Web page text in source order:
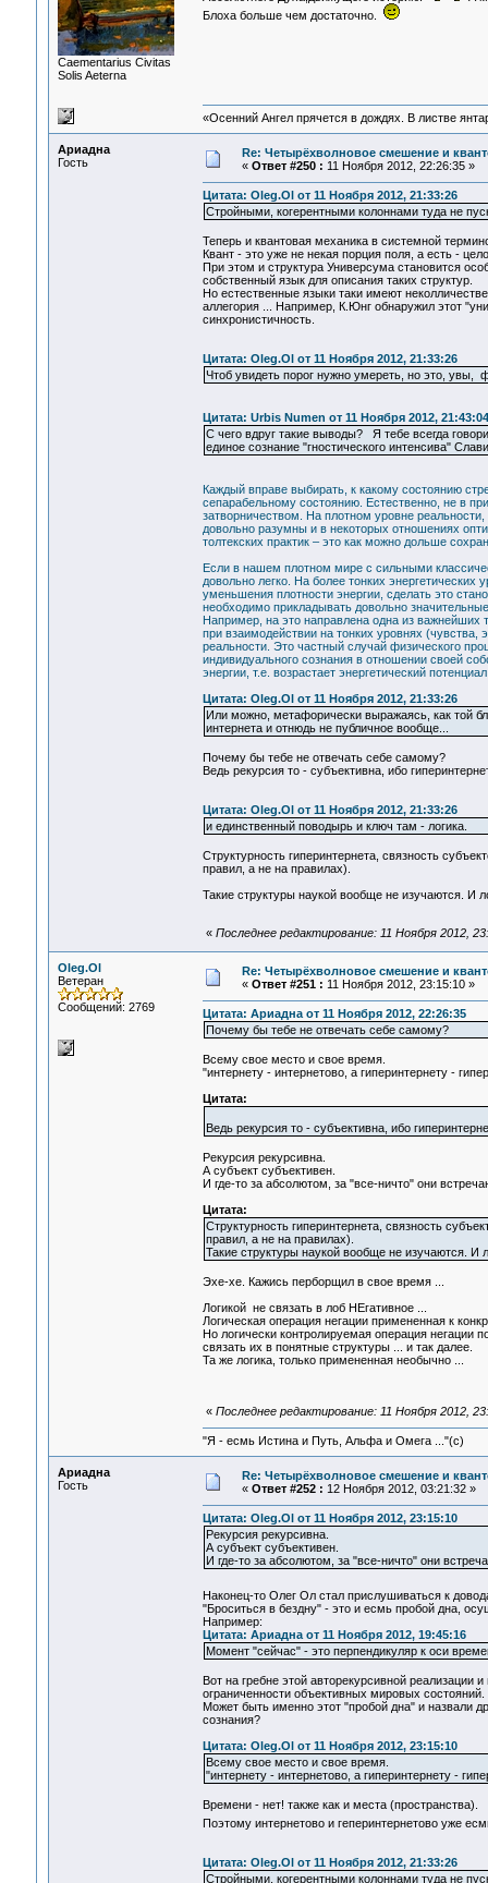
Сaementarius Civitas
Solis Aeterna
Блоха больше чем достаточно.
«Осенний Ангел прячется в дождях. В листве
Ариадна
Гость
Re: Четырёхволновое смешение и
« Ответ #250 : 11 Ноября 2012, 22:26:35 »
Цитата: Oleg.Ol от 11 Ноября 2012, 21:33:26
Стройными, когерентными колоннами туда не
Теперь и квантовая механика в системной
Квант - это уже не некая порция поля, а есть -
При этом и структура Универсума становится
собственный язык для описания таких структур.
Но естественные языки таки имеют
аллегория ... Например, К.Юнг обнаружил этот
синхронистичность.
Цитата: Oleg.Ol от 11 Ноября 2012, 21:33:26
Чтоб увидеть порог нужно умереть, но это, увы,
Цитата: Urbis Numen от 11 Ноября 2012, 21:43:04
C чего вдруг такие выводы? Я тебе всегда
единое сознание "гностического интенсива"
Каждый вправе выбирать, к какому состоянию
сепарабельному состоянию. Естественно, не в
затворничеством. На плотном уровне
довольно разумны и в некоторых отношениях
толтекских практик – это как можно дольше
Если в нашем плотном мире с сильными
довольно легко. На более тонких энергетических
уменьшения плотности энергии, сделать это
необходимо прикладывать довольно
Например, на это направлена одна из важнейших
при взаимодействии на тонких уровнях (чувства,
реальности. Это частный случай физического
индивидуального сознания в отношении своей
энергии, т.е. возрастает энергетический
Цитата: Oleg.Ol от 11 Ноября 2012, 21:33:26
Или можно, метафорически выражаясь, как той
интернета и отнюдь не публичное вообще...
Почему бы тебе не отвечать себе самому?
Ведь рекурсия то - субъективна, ибо
Цитата: Oleg.Ol от 11 Ноября 2012, 21:33:26
и единственный поводырь и ключ там - логика.
Структурность гиперинтернета, связность
правил, а не на правилах).
Такие структуры наукой вообще не изучаются. И
« Последнее редактирование: 11 Ноября 2012,
Oleg.Ol
Ветеран
Сообщений: 2769
Re: Четырёхволновое смешение и
« Ответ #251 : 11 Ноября 2012, 23:15:10 »
Цитата: Ариадна от 11 Ноября 2012, 22:26:35
Почему бы тебе не отвечать себе самому?
Всему свое место и свое время.
"интернету - интернетово, а гиперинтернету -
Цитата:
Ведь рекурсия то - субъективна, ибо
Рекурсия рекурсивна.
А субъект субъективен.
И где-то за абсолютом, за "все-ничто" они
Цитата:
Структурность гиперинтернета, связность
правил, а не на правилах).
Такие структуры наукой вообще не изучаются. И
Эхе-хе. Кажись перборщил в свое время ...
Логикой не связать в лоб НЕгативное ...
Логическая операция негации примененная к
Но логически контролируемая операция негации
связать их в понятные структуры ... и так далее.
Та же логика, только примененная необычно ...
« Последнее редактирование: 11 Ноября 2012,
"Я - есмь Истина и Путь, Альфа и Омега ..."(с)
Ариадна
Гость
Re: Четырёхволновое смешение и
« Ответ #252 : 12 Ноября 2012, 03:21:32 »
Цитата: Oleg.Ol от 11 Ноября 2012, 23:15:10
Рекурсия рекурсивна.
А субъект субъективен.
И где-то за абсолютом, за "все-ничто" они
Наконец-то Олег Ол стал прислушиваться к
"Броситься в бездну" - это и есмь пробой дна,
Например:
Цитата: Ариадна от 11 Ноября 2012, 19:45:16
Момент "сейчас" - это перпендикуляр к оси
Вот на гребне этой авторекурсивной реализации
ограниченности объективных мировых состояний.
Может быть именно этот "пробой дна" и назвали
сознания?
Цитата: Oleg.Ol от 11 Ноября 2012, 23:15:10
Всему свое место и свое время.
"интернету - интернетово, а гиперинтернету -
Времени - нет! также как и места (пространства).
Поэтому интернетово и геперинтернетово уже
Цитата: Oleg.Ol от 11 Ноября 2012, 21:33:26
Стройными, когерентными колоннами туда не